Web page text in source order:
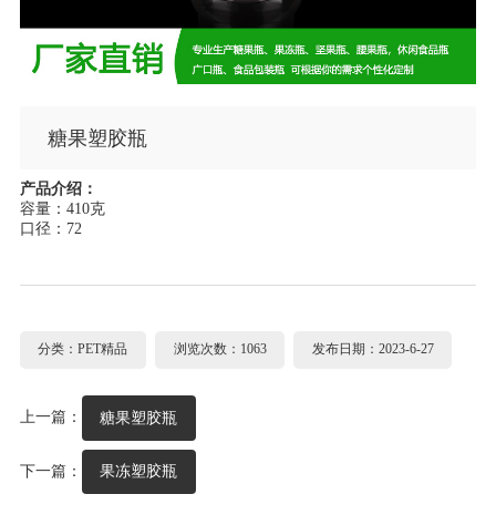
糖果塑胶瓶
产品介绍：
容量：410克
口径：72
分类：PET精品 浏览次数：1063 发布日期：2023-6-27
上一篇： 糖果塑胶瓶
下一篇： 果冻塑胶瓶